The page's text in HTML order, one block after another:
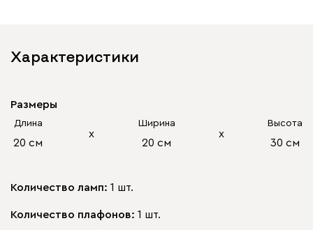
Характеристики
Размеры
Длина
20 см
х
Ширина
20 см
х
Высота
30 см
Количество ламп: 1 шт.
Количество плафонов: 1 шт.